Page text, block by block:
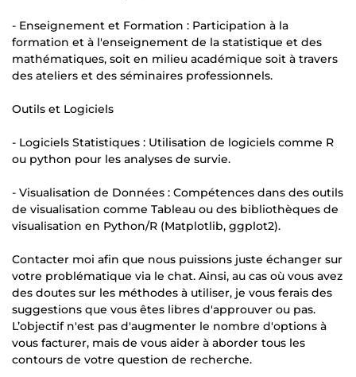
- Enseignement et Formation : Participation à la
formation et à l'enseignement de la statistique et des
mathématiques, soit en milieu académique soit à travers
des ateliers et des séminaires professionnels.
Outils et Logiciels
- Logiciels Statistiques : Utilisation de logiciels comme R
ou python pour les analyses de survie.
- Visualisation de Données : Compétences dans des outils
de visualisation comme Tableau ou des bibliothèques de
visualisation en Python/R (Matplotlib, ggplot2).
Contacter moi afin que nous puissions juste échanger sur
votre problématique via le chat. Ainsi, au cas où vous avez
des doutes sur les méthodes à utiliser, je vous ferais des
suggestions que vous êtes libres d'approuver ou pas.
L’objectif n'est pas d'augmenter le nombre d'options à
vous facturer, mais de vous aider à aborder tous les
contours de votre question de recherche.